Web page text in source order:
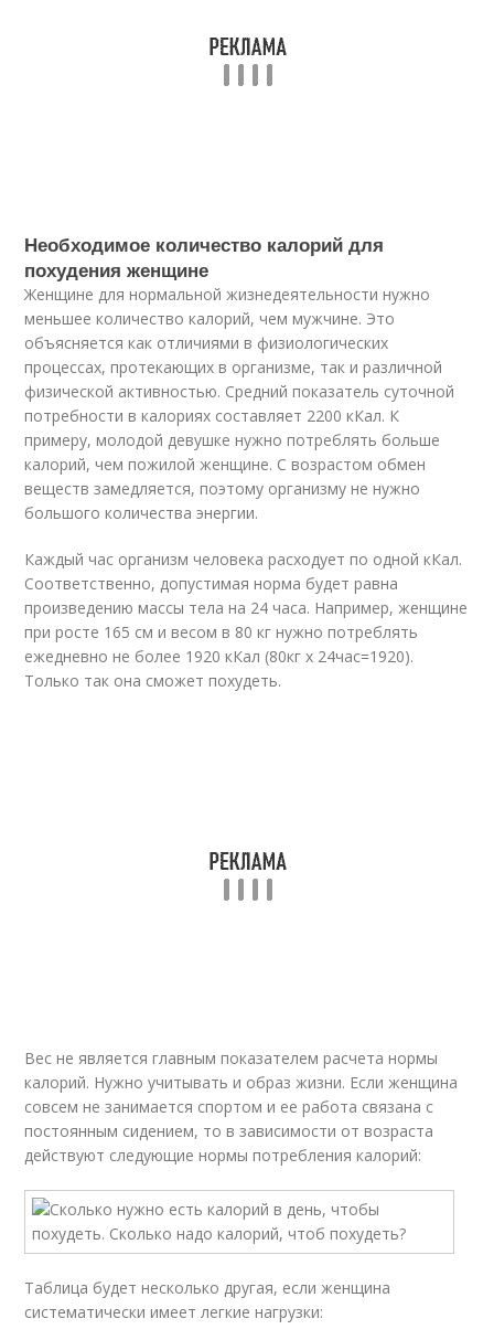
Необходимое количество калорий для
похудения женщине
Женщине для нормальной жизнедеятельности нужно
меньшее количество калорий, чем мужчине. Это
объясняется как отличиями в физиологических
процессах, протекающих в организме, так и различной
физической активностью. Средний показатель суточной
потребности в калориях составляет 2200 кКал. К
примеру, молодой девушке нужно потреблять больше
калорий, чем пожилой женщине. С возрастом обмен
веществ замедляется, поэтому организму не нужно
большого количества энергии.
Каждый час организм человека расходует по одной кКал.
Соответственно, допустимая норма будет равна
произведению массы тела на 24 часа. Например, женщине
при росте 165 см и весом в 80 кг нужно потреблять
ежедневно не более 1920 кКал (80кг х 24час=1920).
Только так она сможет похудеть.
Вес не является главным показателем расчета нормы
калорий. Нужно учитывать и образ жизни. Если женщина
совсем не занимается спортом и ее работа связана с
постоянным сидением, то в зависимости от возраста
действуют следующие нормы потребления калорий:
Таблица будет несколько другая, если женщина
систематически имеет легкие нагрузки: